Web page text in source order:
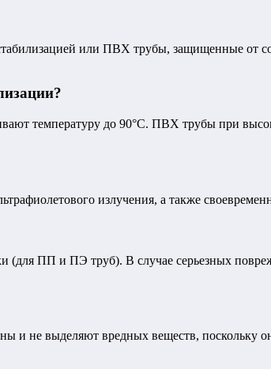
или ПВХ трубы, защищенные от
температуру до 90°C. ПВХ трубы при
излучения, а также
ПП и ПЭ труб). В случае серьезных
и не выделяют вредных веществ, поскольку